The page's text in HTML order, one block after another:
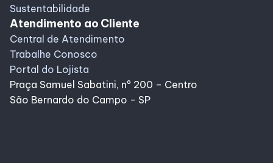
Programa De Benefícios
Sustentabilidade
Atendimento ao Cliente
Central de Atendimento
Trabalhe Conosco
Portal do Lojista
Praça Samuel Sabatini, nº 200 – Centro
São Bernardo do Campo - SP